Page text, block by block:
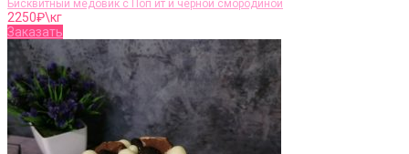
Бисквитный медовик с Поп ит и чёрной смородиной
2250₽\кг
Заказать